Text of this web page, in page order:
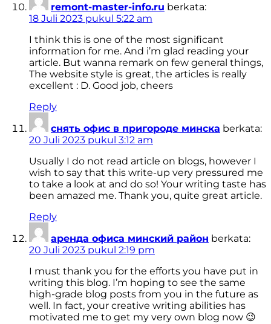
remont-master-info.ru berkata:
18 Juli 2023 pukul 5:22 am
I think this is one of the most significant
information for me. And i’m glad reading your
article. But wanna remark on few general things,
The website style is great, the articles is really
excellent : D. Good job, cheers
Reply
снять офис в пригороде минска berkata:
20 Juli 2023 pukul 3:12 am
Usually I do not read article on blogs, however I
wish to say that this write-up very pressured me
to take a look at and do so! Your writing taste has
been amazed me. Thank you, quite great article.
Reply
аренда офиса минский район berkata:
20 Juli 2023 pukul 2:19 pm
I must thank you for the efforts you have put in
writing this blog. I’m hoping to see the same
high-grade blog posts from you in the future as
well. In fact, your creative writing abilities has
motivated me to get my very own blog now 😉